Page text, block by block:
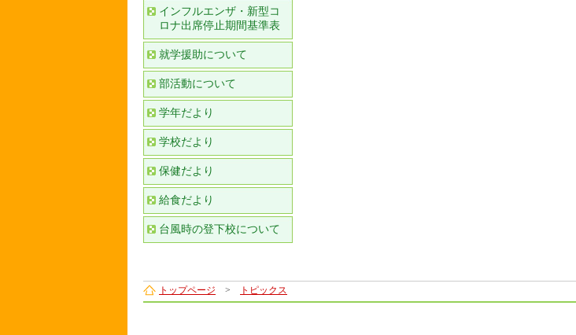
インフルエンザ・新型コ
ロナ出席停止期間基準表
就学援助について
部活動について
学年だより
学校だより
保健だより
給食だより
台風時の登下校について
トップページ > トピックス